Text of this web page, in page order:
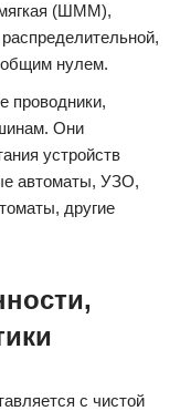
(ШММ),
нулем.
проводники,
Они
устройств
автоматы, УЗО,
другие
с чистой